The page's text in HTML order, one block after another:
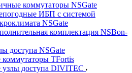
коммутаторы NSGate
ИБП с системой
NSGate
комплектация NSBon-
доступа NSGate
TFortis
доступа DIVITEC